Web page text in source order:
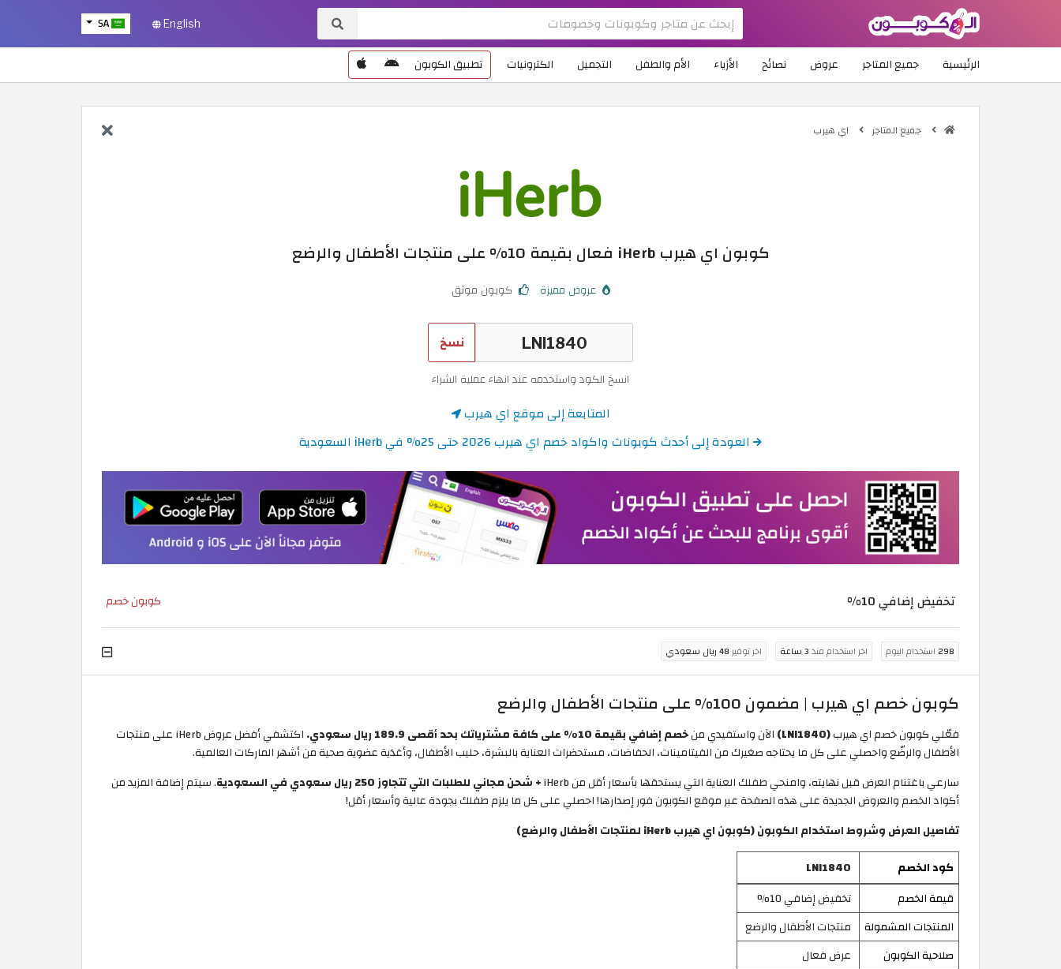
SA English
الرئيسية جميع المتاجر عروض نصائح الأزياء الأم والطفل التجميل الكترونيات تطبيق الكوبون
جميع المتاجر اي هيرب
كوبون اي هيرب iHerb فعال بقيمة 10% على منتجات الأطفال والرضع
عروض مميزة كوبون موثق
نسخ
انسخ الكود واستخدمه عند انهاء عملية الشراء
المتابعة إلى موقع اي هيرب
العودة إلى أحدث كوبونات واكواد خصم اي هيرب 2026 حتى 25% في iHerb السعودية
تخفيض إضافي 10% كوبون خصم
298استخدام اليوم اخر استخدام منذ3 ساعة اخر توفير48 ريال سعودي
كوبون خصم اي هيرب | مضمون 100% على منتجات الأطفال والرضع
فعّلي كوبون خصم اي هيرب(LNI1840) الآن واستفيدي منخصم إضافي بقيمة 10% على كافة مشترياتك بحد أقصى 189.9 ريال سعودي.
اكتشفي أفضل عروض iHerb على منتجات
الأطفال والرضّع واحصلي على كل ما يحتاجه صغيرك من الفيتامينات، الحفاضات، مستحضرات العناية بالبشرة، حليب الأطفال، وأغذية عضوية صحية من أشهر الماركات العالمية.
سارعي باغتنام العرض قبل نهايته، وامنحي طفلك العناية التي يستحقها بأسعار أقل من iHerb
+ شحن مجاني للطلبات التي تتجاوز 250 ريال سعودي في السعودية
. سيتم إضافة المزيد من
أكواد الخصم والعروض الجديدة على هذه الصفحة عبر موقع الكوبون فور إصدارها! احصلي على كل ما يلزم طفلك بجودة عالية وأسعار أقل!
تفاصيل العرض وشروط استخدام الكوبون (كوبون اي هيرب iHerb لمنتجات الأطفال والرضع)
كود الخصم
LNI1840
قيمة الخصم
تخفيض إضافي 10%
المنتجات المشمولة
منتجات الأطفال والرضع
صلاحية الكوبون
عرض فعال